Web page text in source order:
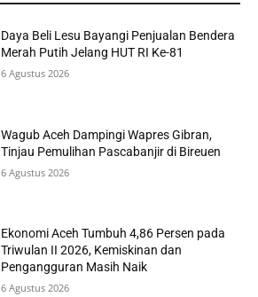
Daya Beli Lesu Bayangi Penjualan Bendera
Merah Putih Jelang HUT RI Ke-81
6 Agustus 2026
Wagub Aceh Dampingi Wapres Gibran,
Tinjau Pemulihan Pascabanjir di Bireuen
6 Agustus 2026
Ekonomi Aceh Tumbuh 4,86 Persen pada
Triwulan II 2026, Kemiskinan dan
Pengangguran Masih Naik
6 Agustus 2026